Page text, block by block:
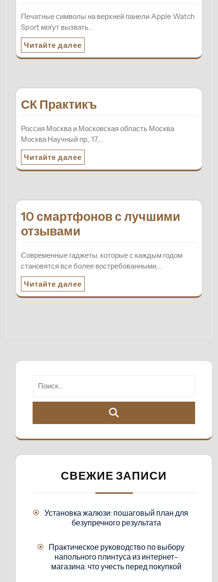
Печатные символы на верхней панели Apple Watch
Sport могут вызвать…
Читайте далее
СК Практикъ
Россия Москва и Московская область Москва
Москва Научный пр., 17,…
Читайте далее
10 смартфонов с лучшими
отзывами
Современные гаджеты, которые с каждым годом
становятся все более востребованными,…
Читайте далее
СВЕЖИЕ ЗАПИСИ
Установка жалюзи: пошаговый план для
безупречного результата
Практическое руководство по выбору
напольного плинтуса из интернет-
магазина: что учесть перед покупкой